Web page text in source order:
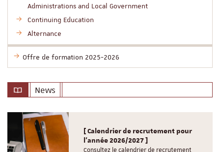
Administrations and Local Government
Continuing Education
Alternance
Offre de formation 2025-2026
News
[ Calendrier de recrutement pour
l'année 2026/2027 ]
Consultez le calendrier de recrutement